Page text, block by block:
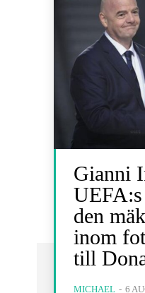
Gianni
den
inom
till
MICHAEL - 6